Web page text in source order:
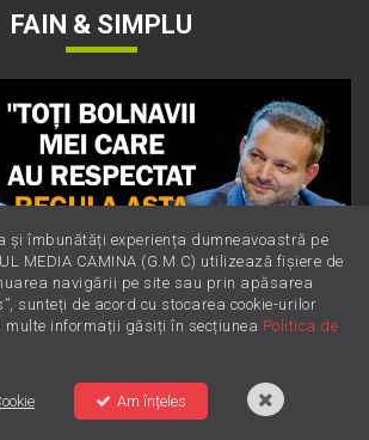
FAIN & SIMPLU
cum să slăbești sănătos
obsesiv caloriile
și îmbunătăți experiența dumneavoastră pe
MEDIA CAMINA (G.M.C) utilizează fișiere de
navigării pe site sau prin apăsarea
sunteți de acord cu stocarea cookie-urilor
informații găsiți în secțiunea Politica de
Am înțeles